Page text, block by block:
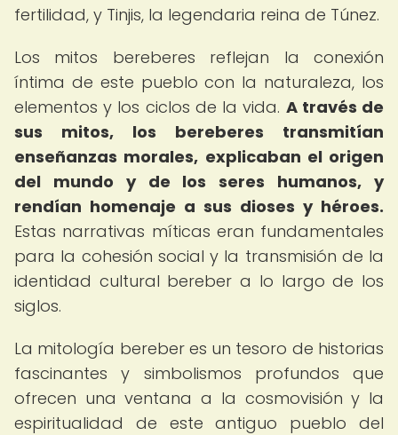
fertilidad, y Tinjis, la legendaria reina de Túnez.
Los mitos bereberes reflejan la conexión
íntima de este pueblo con la naturaleza, los
elementos y los ciclos de la vida. A través de
sus mitos, los bereberes transmitían
enseñanzas morales, explicaban el origen
del mundo y de los seres humanos, y
rendían homenaje a sus dioses y héroes.
Estas narrativas míticas eran fundamentales
para la cohesión social y la transmisión de la
identidad cultural bereber a lo largo de los
siglos.
La mitología bereber es un tesoro de historias
fascinantes y simbolismos profundos que
ofrecen una ventana a la cosmovisión y la
espiritualidad de este antiguo pueblo del